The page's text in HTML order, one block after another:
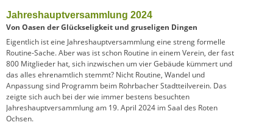
Jahreshauptversammlung 2024
Von Oasen der Glückseligkeit und gruseligen Dingen
Eigentlich ist eine Jahreshauptversammlung eine streng formelle
Routine-Sache. Aber was ist schon Routine in einem Verein, der fast
800 Mitglieder hat, sich inzwischen um vier Gebäude kümmert und
das alles ehrenamtlich stemmt? Nicht Routine, Wandel und
Anpassung sind Programm beim Rohrbacher Stadtteilverein. Das
zeigte sich auch bei der wie immer bestens besuchten
Jahreshauptversammlung am 19. April 2024 im Saal des Roten
Ochsen.